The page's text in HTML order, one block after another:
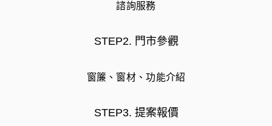
諮詢服務
STEP2. 門市參觀
窗簾、窗材、功能介紹
STEP3. 提案報價